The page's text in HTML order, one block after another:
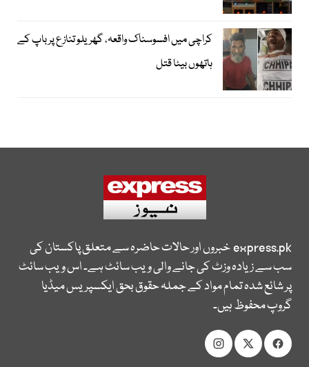
کراچی میں افسوسناک واقعہ، گھریلو تنازع پر باپ کے
ہاتھوں بیٹا قتل
express.pkخبروں اور حالات حاضرہ سے متعلق پاکستان کی
سب سے زیادہ وزٹ کی جانے والی ویب سائٹ ہے۔ اس ویب سائٹ
پر شائع شدہ تمام مواد کے جملہ حقوق بحق ایکسپریس میڈیا
گروپ محفوظ ہیں۔